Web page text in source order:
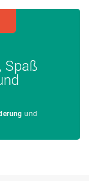
Spaß
und